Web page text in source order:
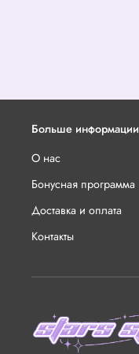
Больше информации
О нас
Бонусная программа
Доставка и оплата
Контакты